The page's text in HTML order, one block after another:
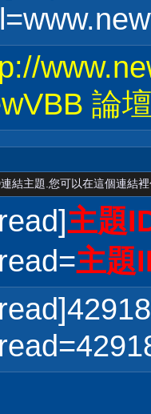
論
結主題.您可以在這個連結
主題
主題